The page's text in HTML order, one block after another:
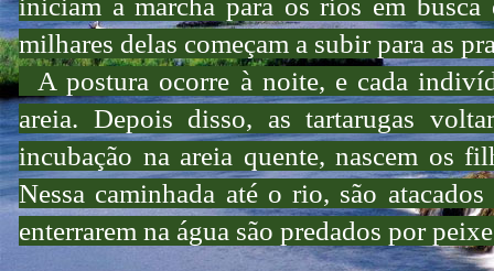
iniciam a marcha para os rios em
milhares delas começam a subir para as
A postura ocorre à noite, e cada
areia. Depois disso, as tartarugas
incubação na areia quente, nascem os
Nessa caminhada até o rio, são
enterrarem na água são predados por